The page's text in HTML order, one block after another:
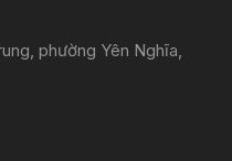
phường Yên Nghĩa,